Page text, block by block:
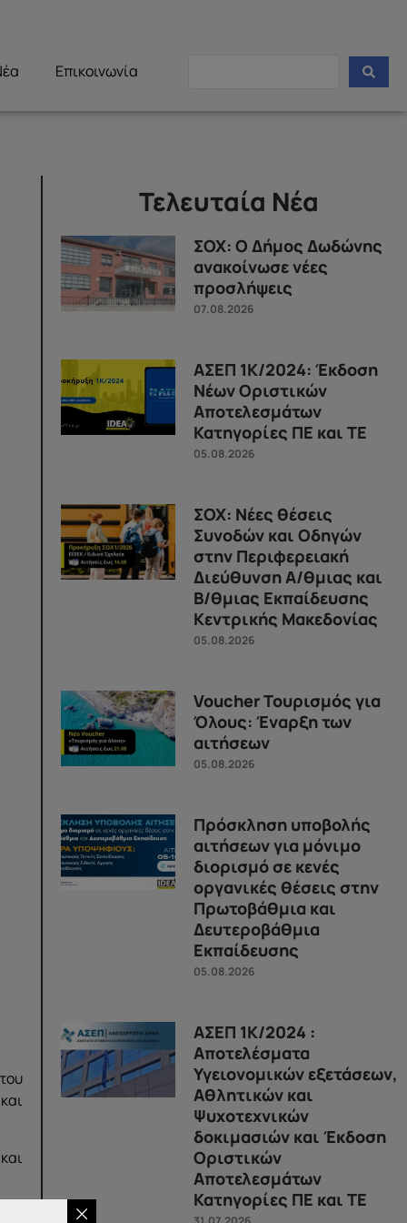
Επικοινωνία
Τελευταία Νέα
ΣΟΧ: Ο Δήμος Δωδώνης
ανακοίνωσε νέες
προσλήψεις
07.08.2026
ΑΣΕΠ 1Κ/2024: Έκδοση
Νέων Οριστικών
Αποτελεσμάτων
Κατηγορίες ΠΕ και ΤΕ
05.08.2026
ΣΟΧ: Νέες θέσεις
Συνοδών και Οδηγών
στην Περιφερειακή
Διεύθυνση Α/θμιας και
Β/θμιας Εκπαίδευσης
Κεντρικής Μακεδονίας
05.08.2026
Voucher Τουρισμός για
Όλους: Έναρξη των
αιτήσεων
05.08.2026
Πρόσκληση υποβολής
αιτήσεων για μόνιμο
διορισμό σε κενές
οργανικές θέσεις στην
Πρωτοβάθμια και
Δευτεροβάθμια
Εκπαίδευσης
05.08.2026
ΑΣΕΠ 1Κ/2024 :
Αποτελέσματα
Υγειονομικών εξετάσεων,
Αθλητικών και
Ψυχοτεχνικών
δοκιμασιών και Έκδοση
Οριστικών
Αποτελεσμάτων
Κατηγορίες ΠΕ και ΤΕ